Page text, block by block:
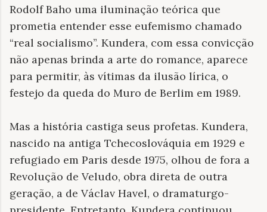
Rodolf Baho uma iluminação teórica que
prometia entender esse eufemismo chamado
“real socialismo”. Kundera, com essa convicção
não apenas brinda a arte do romance, aparece
para permitir, às vítimas da ilusão lírica, o
festejo da queda do Muro de Berlim em 1989.
Mas a história castiga seus profetas. Kundera,
nascido na antiga Tchecoslováquia em 1929 e
refugiado em Paris desde 1975, olhou de fora a
Revolução de Veludo, obra direta de outra
geração, a de Václav Havel, o dramaturgo-